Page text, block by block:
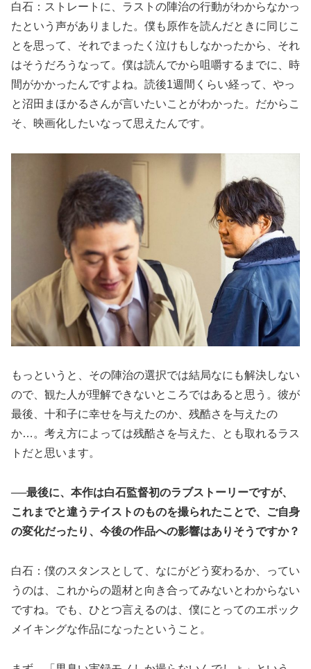
白石：ストレートに、ラストの陣治の行動がわからなかっ
たという声がありました。僕も原作を読んだときに同じこ
とを思って、それでまったく泣けもしなかったから、それ
はそうだろうなって。僕は読んでから咀嚼するまでに、時
間がかかったんですよね。読後1週間くらい経って、やっ
と沼田まほかるさんが言いたいことがわかった。だからこ
そ、映画化したいなって思えたんです。
もっというと、その陣治の選択では結局なにも解決しない
ので、観た人が理解できないところではあると思う。彼が
最後、十和子に幸せを与えたのか、残酷さを与えたの
か…。考え方によっては残酷さを与えた、とも取れるラス
トだと思います。
──最後に、本作は白石監督初のラブストーリーですが、
これまでと違うテイストのものを撮られたことで、ご自身
の変化だったり、今後の作品への影響はありそうですか？
白石：僕のスタンスとして、なにがどう変わるか、ってい
うのは、これからの題材と向き合ってみないとわからない
ですね。でも、ひとつ言えるのは、僕にとってのエポック
メイキングな作品になったということ。